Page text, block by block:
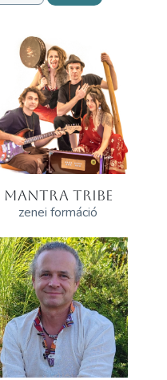
MANTRA TRIBE
zenei formáció